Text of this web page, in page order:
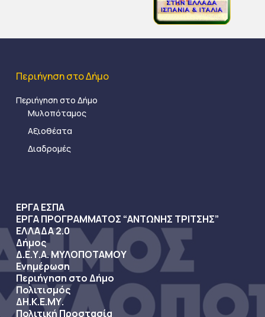
Περιήγηση στο Δήμο
Περιήγηση στο Δήμο
Μυλοπόταμος
Αξιοθέατα
Διαδρομές
ΕΡΓΑ ΕΣΠΑ
ΕΡΓΑ ΠΡΟΓΡΑΜΜΑΤΟΣ “ΑΝΤΩΝΗΣ ΤΡΙΤΣΗΣ”
ΕΛΛΑΔΑ 2.0
Δήμος
Δ.Ε.Υ.Α. ΜΥΛΟΠΟΤΑΜΟΥ
Ενημέρωση
Περιήγηση στο Δήμο
Πολιτισμός
ΔΗ.Κ.Ε.ΜΥ.
Πολιτική Προστασία